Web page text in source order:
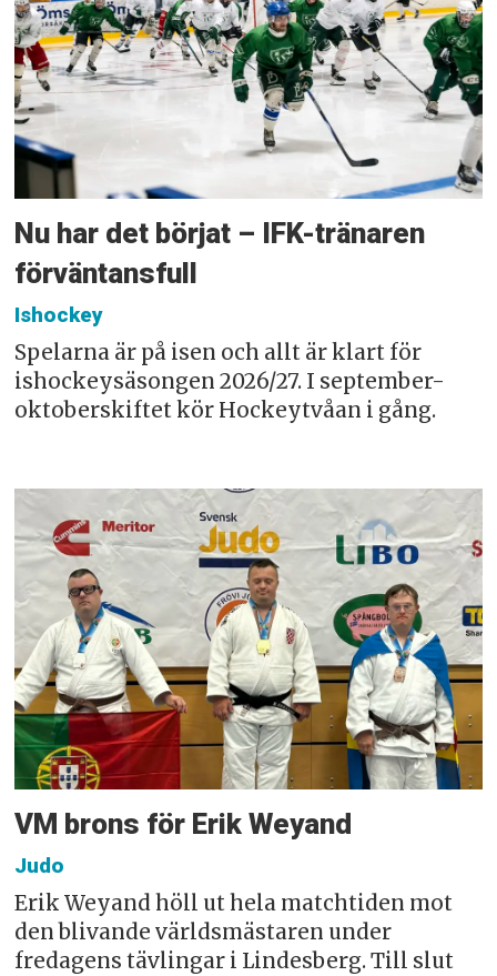
Nu har det börjat – IFK-tränaren
förväntansfull
Ishockey
Spelarna är på isen och allt är klart för
ishockeysäsongen 2026/27. I september-
oktoberskiftet kör Hockeytvåan i gång.
VM brons för Erik Weyand
Judo
Erik Weyand höll ut hela matchtiden mot
den blivande världsmästaren under
fredagens tävlingar i Lindesberg. Till slut